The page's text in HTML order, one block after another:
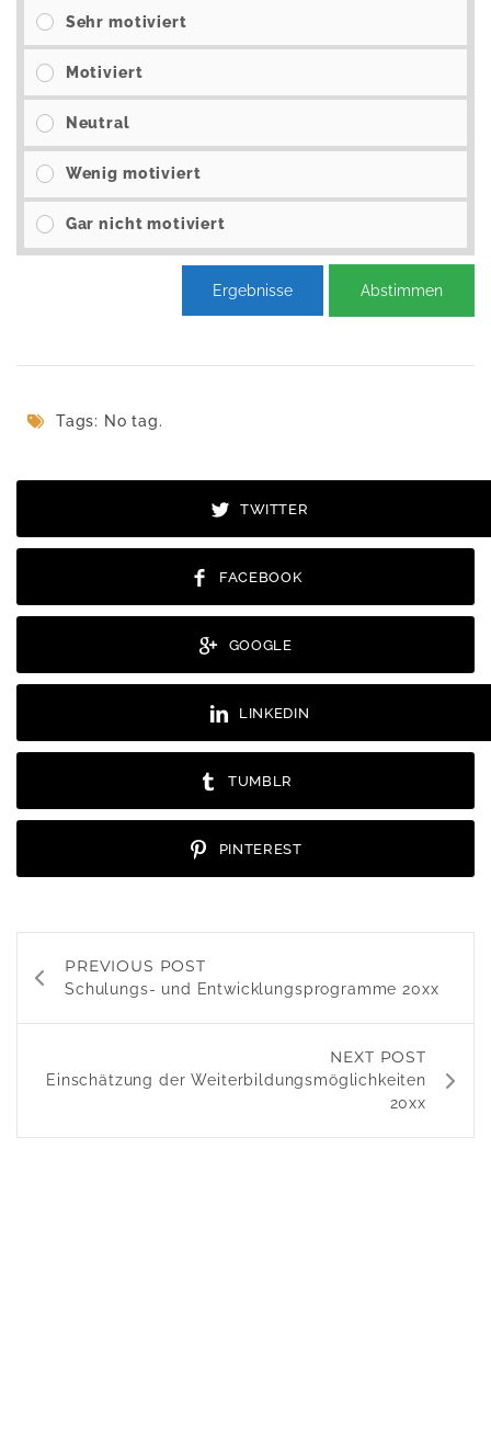
Sehr motiviert
Motiviert
Neutral
Wenig motiviert
Gar nicht motiviert
Ergebnisse Abstimmen
Tags: No tag.
TWITTER
FACEBOOK
GOOGLE
LINKEDIN
TUMBLR
PINTEREST
PREVIOUS POST
Schulungs- und Entwicklungsprogramme 20xx
NEXT POST
Einschätzung der Weiterbildungsmöglichkeiten
20xx